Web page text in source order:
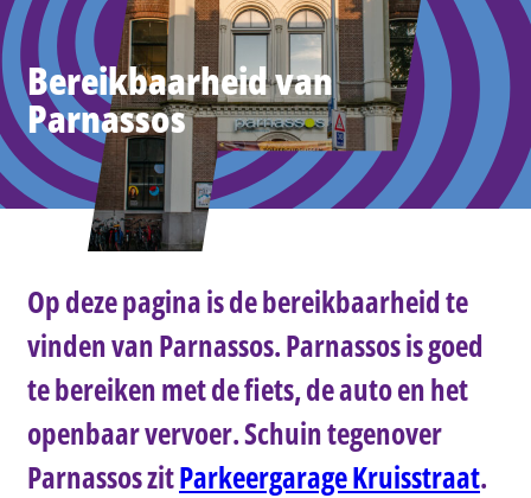
Bereikbaarheid van
Parnassos
Op deze pagina is de bereikbaarheid te
vinden van Parnassos. Parnassos is goed
te bereiken met de fiets, de auto en het
openbaar vervoer. Schuin tegenover
Parnassos zitParkeergarage Kruisstraat.